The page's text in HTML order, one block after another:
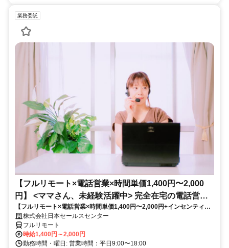
業務委託
【フルリモート×電話営業×時間単価1,400円〜2,000
円】 <ママさん、未経験活躍中> 完全在宅の電話営業
で家庭と仕事の両立を実現
【フルリモート×電話営業×時間単価1,400円〜2,000円+インセンティブ
あり】 ＜ママさん、未経験活躍中＞ 完全在宅の電話営業で家庭と仕事の
両立を実現
株式会社日本セールスセンター
フルリモート
時給1,400円～2,000円
勤務時間・曜日: 営業時間：平日9:00〜18:00